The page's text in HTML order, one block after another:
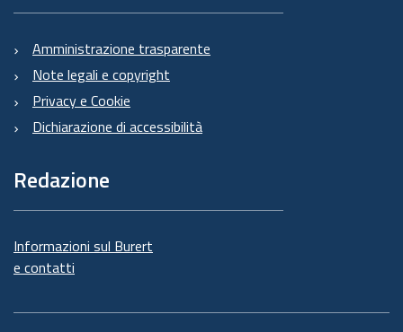
Amministrazione trasparente
Note legali e copyright
Privacy e Cookie
Dichiarazione di accessibilità
Redazione
Informazioni sul Burert
e contatti